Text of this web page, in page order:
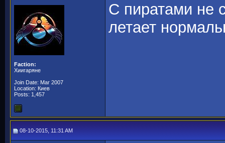
Faction:
Хиигаряне
Join Date: Mar 2007
Location: Киев
Posts: 1,457
С пиратами не
летает
08-10-2015, 11:31 AM